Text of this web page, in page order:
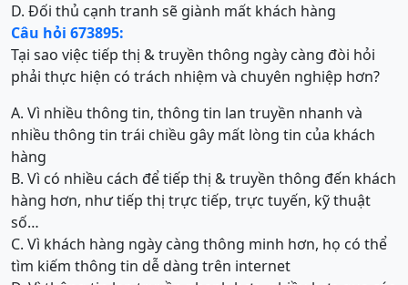
D. Đối thủ cạnh tranh sẽ giành mất khách hàng
Câu hỏi 673895:
Tại sao việc tiếp thị & truyền thông ngày càng đòi hỏi
phải thực hiện có trách nhiệm và chuyên nghiệp hơn?
A. Vì nhiều thông tin, thông tin lan truyền nhanh và
nhiều thông tin trái chiều gây mất lòng tin của khách
hàng
B. Vì có nhiều cách để tiếp thị & truyền thông đến khách
hàng hơn, như tiếp thị trực tiếp, trực tuyến, kỹ thuật
số…
C. Vì khách hàng ngày càng thông minh hơn, họ có thể
tìm kiếm thông tin dễ dàng trên internet